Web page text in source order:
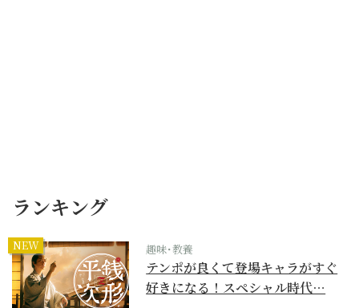
ランキング
NEW 趣味･教養
テンポが良くて登場キャラがすぐ
好きになる！スペシャル時代…